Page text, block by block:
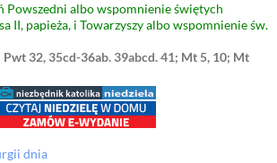
Powszedni albo wspomnienie świętych
II, papieża, i Towarzyszy albo wspomnienie św.
Pwt 32, 35cd-36ab. 39abcd. 41; Mt 5, 10; Mt
dnia